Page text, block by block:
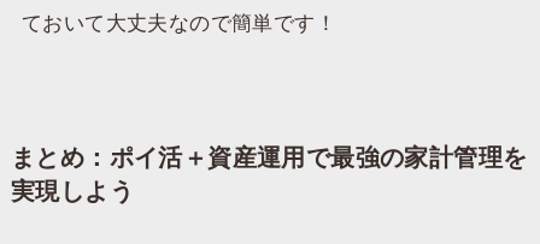
ておいて大丈夫なので簡単です！
まとめ：ポイ活＋資産運用で最強の家計管理を
実現しよう